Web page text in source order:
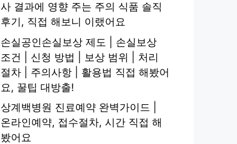
사 결과에 영향 주는 주의 식품 솔직
후기, 직접 해보니 이랬어요
손실공인손실보상 제도 | 손실보상
조건 | 신청 방법 | 보상 범위 | 처리
절차 | 주의사항 | 활용법 직접 해봤어
요, 꿀팁 대방출!
상계백병원 진료예약 완벽가이드 |
온라인예약, 접수절차, 시간 직접 해
봤어요